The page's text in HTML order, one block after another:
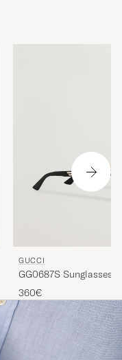
Qualität und Liebe
GUCCI
GG0687S Sunglasses
360€